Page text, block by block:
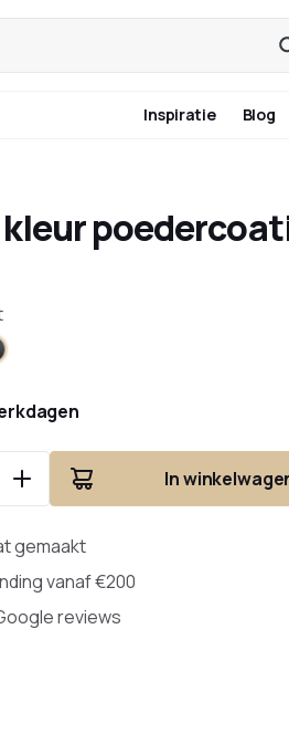
Inspiratie Blog
In
gemaakt
vanaf €200
reviews